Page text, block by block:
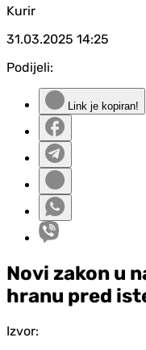
Kurir
31.03.2025 14:25
Podijeli:
Link je kopiran!
Novi zakon u
hranu pred
Izvor: